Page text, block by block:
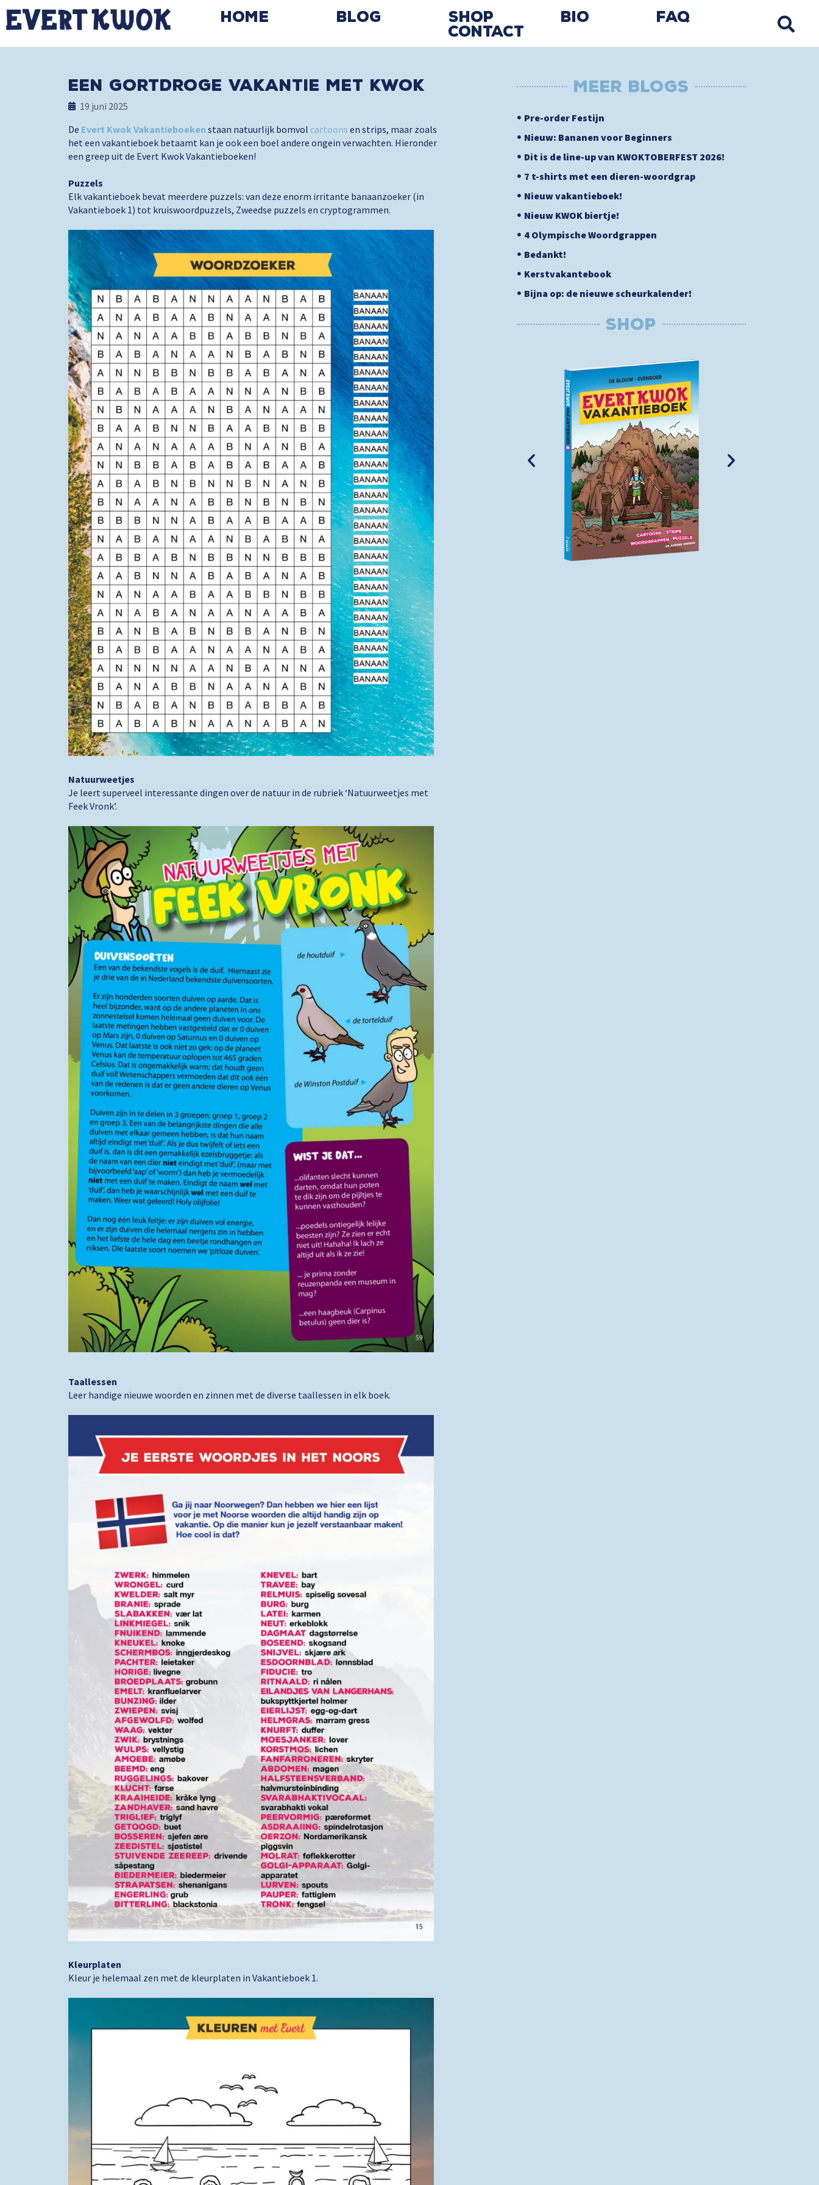
Home Blog Shop Bio
FAQ
Contact
Een gortdroge vakantie met Kwok
19 juni 2025
De Evert Kwok Vakantieboeken staan natuurlijk bomvol cartoons en strips, maar zoals
het een vakantieboek betaamt kan je ook een boel andere ongein verwachten. Hieronder
een greep uit de Evert Kwok Vakantieboeken!
Puzzels
Elk vakantieboek bevat meerdere puzzels: van deze enorm irritante banaanzoeker (in
Vakantieboek 1) tot kruiswoordpuzzels, Zweedse puzzels en cryptogrammen.
Natuurweetjes
Je leert superveel interessante dingen over de natuur in de rubriek ‘Natuurweetjes met
Feek Vronk’.
Taallessen
Leer handige nieuwe woorden en zinnen met de diverse taallessen in elk boek.
Kleurplaten
Kleur je helemaal zen met de kleurplaten in Vakantieboek 1.
MEER BLOGs
Pre-order Festijn
Nieuw: Bananen voor Beginners
Dit is de line-up van KWOKTOBERFEST 2026!
7 t-shirts met een dieren-woordgrap
Nieuw vakantieboek!
Nieuw KWOK biertje!
4 Olympische Woordgrappen
Bedankt!
Kerstvakantebook
Bijna op: de nieuwe scheurkalender!
SHOP